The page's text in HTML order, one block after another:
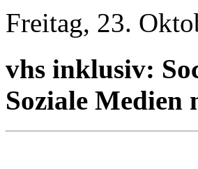
Freitag, 23.
vhs inklusiv:
Soziale Medien